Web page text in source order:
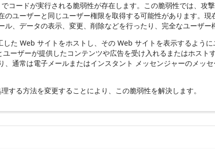
ードが実行される脆弱性が存在します。この脆弱性では、
ユーザーと同じユーザー権限を取得する可能性があります。
、データの表示、変更、削除などを行ったり、完全なユーザ
た Web サイトをホストし、その Web サイトを表示するよう
ーザーが提供したコンテンツや広告を受け入れるまたはホス
通常は電子メールまたはインスタント メッセンジャーのメッ
る方法を変更することにより、この脆弱性を解決します。